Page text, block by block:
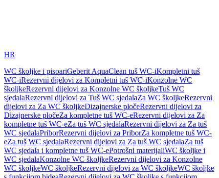
HR
WC školjke i pisoariGeberit AquaClean tuš WC-iKompletni tuš
WC-iRezervni dijelovi za Kompletni tuš WC-iKonzolne WC
školjkeRezervni dijelovi za Konzolne WC školjkeTuš WC
sjedalaRezervni dijelovi za Tuš WC sjedalaZa WC školjkeRezervni
dijelovi za Za WC školjkeDizajnerske pločeRezervni dijelovi za
Dizajnerske pločeZa kompletne tuš WC-eRezervni dijelovi za Za
kompletne tuš WC-eZa tuš WC sjedalaRezervni dijelovi za Za tuš
WC sjedalaPriborRezervni dijelovi za PriborZa kompletne tuš WC-
eZa tuš WC sjedalaRezervni dijelovi za Za tuš WC sjedalaZa tuš
WC sjedala i kompletne tuš WC-ePotrošni materijaliWC školjke i
WC sjedalaKonzolne WC školjkeRezervni dijelovi za Konzolne
WC školjkeWC školjkeRezervni dijelovi za WC školjkeWC školjke